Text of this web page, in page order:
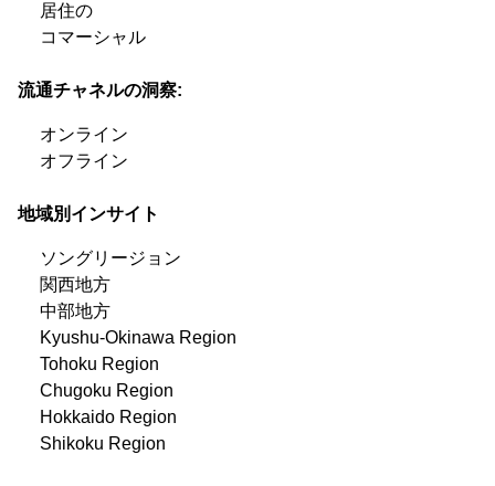
居住の
コマーシャル
流通チャネルの洞察:
オンライン
オフライン
地域別インサイト
ソングリージョン
関西地方
中部地方
Kyushu-Okinawa Region
Tohoku Region
Chugoku Region
Hokkaido Region
Shikoku Region